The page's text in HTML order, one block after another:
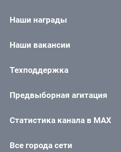
Наши награды
Наши вакансии
Техподдержка
Предвыборная агитация
Статистика канала в MAX
Все города сети